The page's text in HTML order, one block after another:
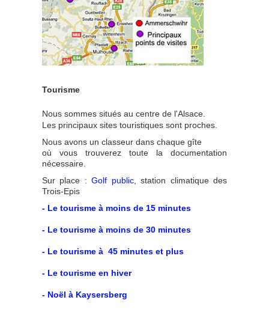
Tourisme
Nous sommes situés au centre de l'Alsace.
Les principaux sites touristiques sont proches.
Nous avons un classeur dans chaque gîte
où vous trouverez toute la documentation
nécessaire.
Sur place :Golf public, station climatique des
Trois-Epis
- Le tourisme à moins de 15 minutes
- Le tourisme à moins de 30 minutes
- Le tourisme à 45 minutes et plus
- Le tourisme en hiver
- Noël à Kaysersberg